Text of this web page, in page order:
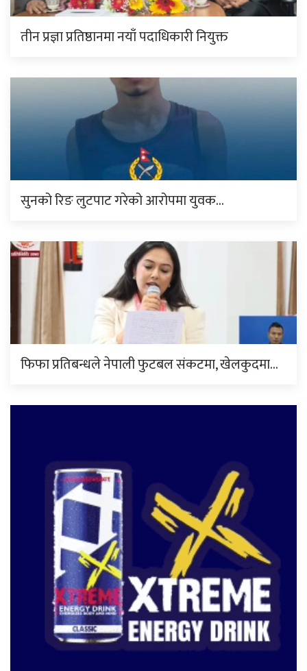
तीन प्रज्ञा प्रतिष्ठानमा नयाँ पदाधिकारी नियुक्त
सुनको रिङ लुटपाट गरेको आरोपमा युवक…
फिफा प्रतिबन्धले नेपाली फुटबल संकटमा, खेलकुदमा…